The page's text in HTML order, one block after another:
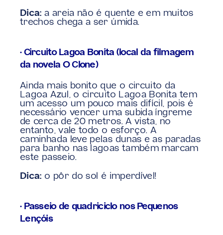
Dica: a areia não é quente e em muitos
trechos chega a ser úmida.
• Circuito Lagoa Bonita (local da filmagem
da novela O Clone)
Ainda mais bonito que o circuito da
Lagoa Azul, o circuito Lagoa Bonita tem
um acesso um pouco mais difícil, pois é
necessário vencer uma subida íngreme
de cerca de 20 metros. A vista, no
entanto, vale todo o esforço. A
caminhada leve pelas dunas e as paradas
para banho nas lagoas também marcam
este passeio.
Dica: o pôr do sol é imperdível!
• Passeio de quadriciclo nos Pequenos
Lençóis